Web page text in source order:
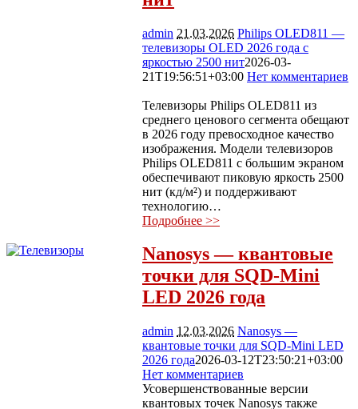
admin 21.03.2026 Philips OLED811 —
телевизоры OLED 2026 года с
яркостью 2500 нит2026-03-
21T19:56:51+03:00 Нет комментариев
Телевизоры Philips OLED811 из
среднего ценового сегмента обещают
в 2026 году превосходное качество
изображения. Модели телевизоров
Philips OLED811 с большим экраном
обеспечивают пиковую яркость 2500
нит (кд/м²) и поддерживают
технологию…
Подробнее >>
Nanosys — квантовые
точки для SQD-Mini
LED 2026 года
admin 12.03.2026 Nanosys —
квантовые точки для SQD-Mini LED
2026 года2026-03-12T23:50:21+03:00
Нет комментариев
Усовершенствованные версии
квантовых точек Nanosys также